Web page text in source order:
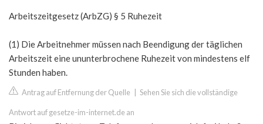
Arbeitszeitgesetz (ArbZG) § 5 Ruhezeit
(1) Die Arbeitnehmer müssen nach Beendigung der täglichen
Arbeitszeit eine ununterbrochene Ruhezeit von mindestens elf
Stunden haben.
Antrag auf Entfernung der Quelle Sehen Sie sich die vollständige
Antwort auf gesetze-im-internet.de an